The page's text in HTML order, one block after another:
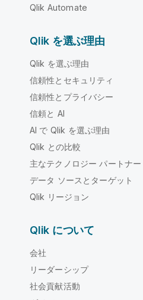
Qlik Automate
Qlik を選ぶ理由
Qlik を選ぶ理由
信頼性とセキュリティ
信頼性とプライバシー
信頼と AI
AI で Qlik を選ぶ理由
Qlik との比較
主なテクノロジー パートナー
データ ソースとターゲット
Qlik リージョン
Qlik について
会社
リーダーシップ
社会貢献活動